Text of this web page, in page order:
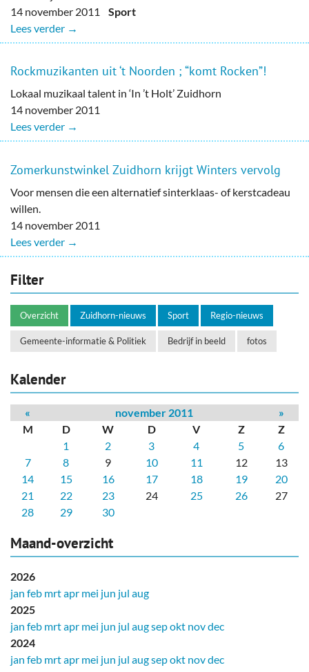
14 november 2011 Sport
Lees verder →
Rockmuzikanten uit ‘t Noorden ; “komt Rocken”!
Lokaal muzikaal talent in ‘In ’t Holt’ Zuidhorn
14 november 2011
Lees verder →
Zomerkunstwinkel Zuidhorn krijgt Winters vervolg
Voor mensen die een alternatief sinterklaas- of kerstcadeau
willen.
14 november 2011
Lees verder →
Filter
Overzicht Zuidhorn-nieuws Sport Regio-nieuws
Gemeente-informatie & Politiek Bedrijf in beeld fotos
Kalender
« november 2011
»
M
D W D V Z
Z
1
2 3 4 5
6
7
8 9 10 11 12
13
14
15 16 17 18 19
20
21
22 23 24 25 26
27
28
29 30
Maand-overzicht
2026
jan feb mrtapr mei jun jul aug
2025
jan feb mrtapr mei jun jul augsepokt novdec
2024
jan feb mrtapr mei jun jul augsepokt novdec